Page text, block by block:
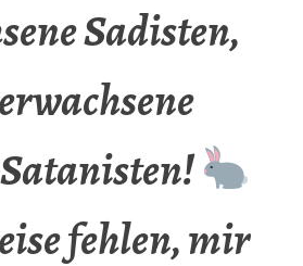
Sadisten,
fehlen, mir